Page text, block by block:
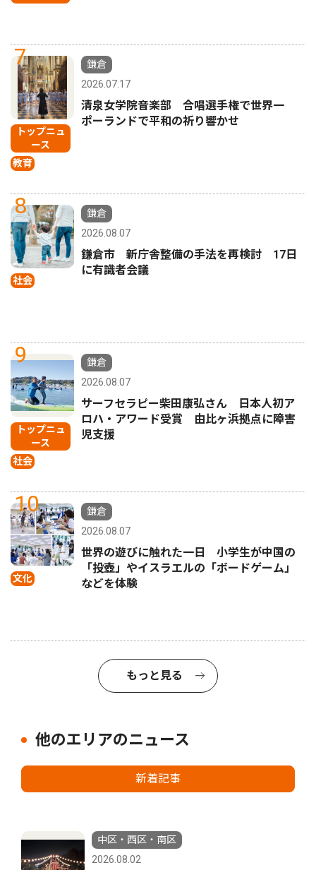
7
トップニュ
ース
教育
鎌倉
2026.07.17
清泉女学院音楽部 合唱選手権で世界一
ポーランドで平和の祈り響かせ
8
社会
鎌倉
2026.08.07
鎌倉市 新庁舎整備の手法を再検討 17日
に有識者会議
9
トップニュ
ース
社会
鎌倉
2026.08.07
サーフセラピー柴田康弘さん 日本人初ア
ロハ・アワード受賞 由比ヶ浜拠点に障害
児支援
10
文化
鎌倉
2026.08.07
世界の遊びに触れた一日 小学生が中国の
「投壺」やイスラエルの「ボードゲーム」
などを体験
もっと見る
他のエリアのニュース
新着記事
中区・西区・南区
2026.08.02